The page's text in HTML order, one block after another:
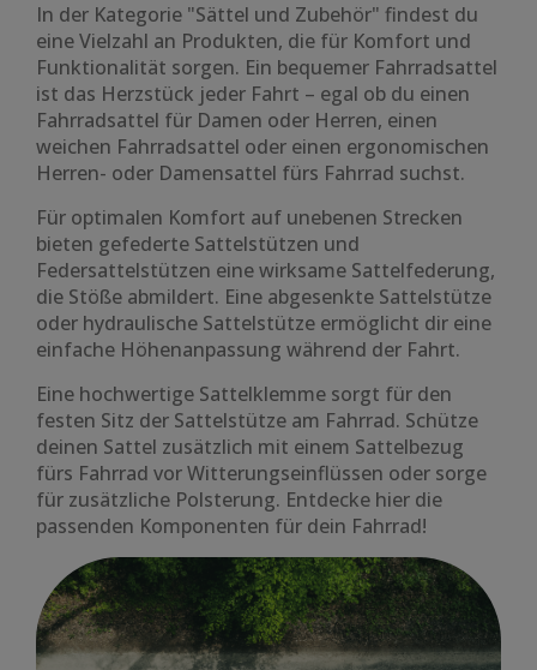
In der Kategorie "Sättel und Zubehör" findest du
eine Vielzahl an Produkten, die für Komfort und
Funktionalität sorgen. Ein bequemer Fahrradsattel
ist das Herzstück jeder Fahrt – egal ob du einen
Fahrradsattel für Damen oder Herren, einen
weichen Fahrradsattel oder einen ergonomischen
Herren- oder Damensattel fürs Fahrrad suchst.
Für optimalen Komfort auf unebenen Strecken
bieten gefederte Sattelstützen und
Federsattelstützen eine wirksame Sattelfederung,
die Stöße abmildert. Eine abgesenkte Sattelstütze
oder hydraulische Sattelstütze ermöglicht dir eine
einfache Höhenanpassung während der Fahrt.
Eine hochwertige Sattelklemme sorgt für den
festen Sitz der Sattelstütze am Fahrrad. Schütze
deinen Sattel zusätzlich mit einem Sattelbezug
fürs Fahrrad vor Witterungseinflüssen oder sorge
für zusätzliche Polsterung. Entdecke hier die
passenden Komponenten für dein Fahrrad!